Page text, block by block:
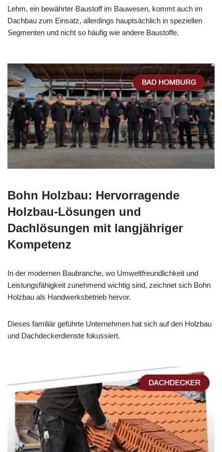
Lehm, ein bewährter Baustoff im Bauwesen, kommt auch im
Dachbau zum Einsatz, allerdings hauptsächlich in speziellen
Segmenten und nicht so häufig wie andere Baustoffe.
Bohn Holzbau: Hervorragende
Holzbau-Lösungen und
Dachlösungen mit langjähriger
Kompetenz
In der modernen Baubranche, wo Umweltfreundlichkeit und
Leistungsfähigkeit zunehmend wichtig sind, zeichnet sich Bohn
Holzbau als Handwerksbetrieb hervor.
Dieses familiär geführte Unternehmen hat sich auf den Holzbau
und Dachdeckerdienste fokussiert.